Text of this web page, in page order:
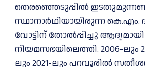
തെരഞ്ഞെടുപ്പിൽ
സ്ഥാനാർഥിയായിരുന്ന കെ.എം.
വോട്ടിന് തോൽപ്പിച്ചു ആദ്യമായി
നിയമസഭയിലെത്തി. 2006-ലും
ലും 2021-ലും പറവൂരിൽ